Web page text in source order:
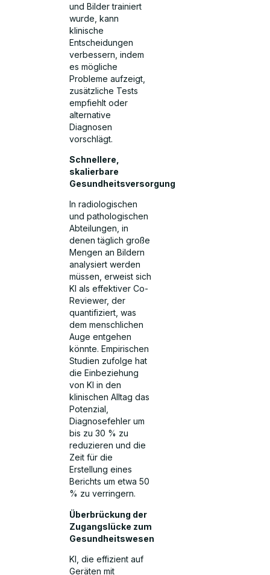
und Bilder trainiert
wurde, kann
klinische
Entscheidungen
verbessern, indem
es mögliche
Probleme aufzeigt,
zusätzliche Tests
empfiehlt oder
alternative
Diagnosen
vorschlägt.
Schnellere,
skalierbare
Gesundheitsversorgung
In radiologischen
und pathologischen
Abteilungen, in
denen täglich große
Mengen an Bildern
analysiert werden
müssen, erweist sich
KI als effektiver Co-
Reviewer, der
quantifiziert, was
dem menschlichen
Auge entgehen
könnte. Empirischen
Studien zufolge hat
die Einbeziehung
von KI in den
klinischen Alltag das
Potenzial,
Diagnosefehler um
bis zu 30 % zu
reduzieren und die
Zeit für die
Erstellung eines
Berichts um etwa 50
% zu verringern.
Überbrückung der
Zugangslücke zum
Gesundheitswesen
KI, die effizient auf
Geräten mit